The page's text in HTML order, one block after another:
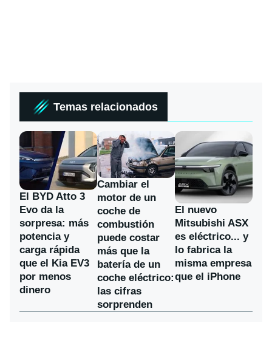
Temas relacionados
El BYD Atto 3
Evo da la
sorpresa: más
potencia y
carga rápida
que el Kia EV3
por menos
dinero
Cambiar el
motor de un
coche de
combustión
puede costar
más que la
batería de un
coche eléctrico:
las cifras
sorprenden
El nuevo
Mitsubishi ASX
es eléctrico... y
lo fabrica la
misma empresa
que el iPhone